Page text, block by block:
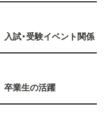
入試・受験イベント関係
卒業生の活躍